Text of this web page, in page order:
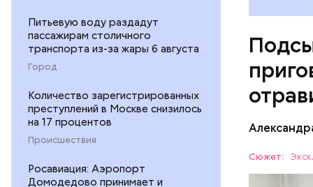
Питьевую воду раздадут
пассажирам столичного
транспорта из-за жары 6 августа
Город
Количество зарегистрированных
преступлений в Москве снизилось
на 17 процентов
Происшествия
Росавиация: Аэропорт
Домодедово принимает и
Сюжет:
Видео: